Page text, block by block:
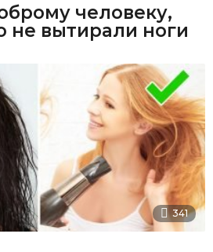
человеку,
не вытирали ноги
341